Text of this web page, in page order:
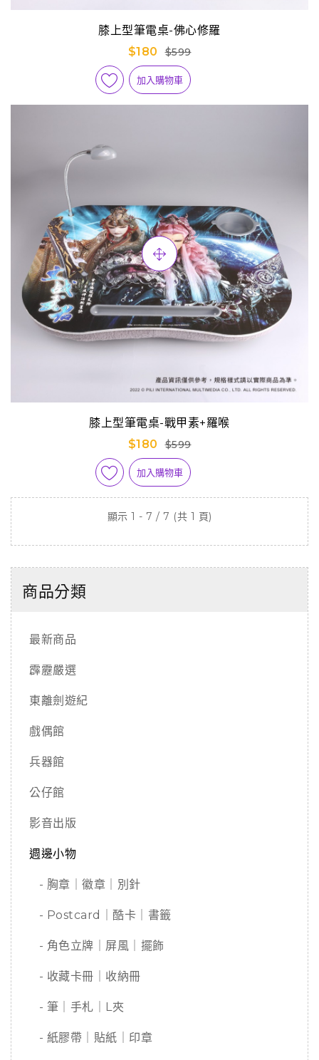
膝上型筆電桌-佛心修羅
$180
$599
加入購物車
膝上型筆電桌-戰甲素+羅喉
$180
$599
加入購物車
顯示 1 - 7 / 7 (共 1 頁)
商品分類
最新商品
霹靂嚴選
東離劍遊紀
戲偶館
兵器館
公仔館
影音出版
週邊小物
- 胸章｜徽章｜別針
- Postcard｜酷卡｜書籤
- 角色立牌｜屏風｜擺飾
- 收藏卡冊｜收納冊
- 筆｜手札｜L夾
- 紙膠帶｜貼紙｜印章